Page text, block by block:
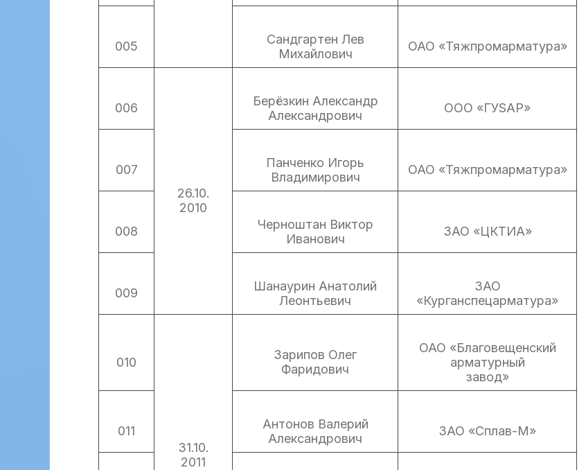
005
Сандгартен Лев
Михайлович
ОАО «Тяжпромарматура»
006
26.10.
2010
Берёзкин Александр
Александрович
ООО «ГУSАР»
007
Панченко Игорь
Владимирович
ОАО «Тяжпромарматура»
008
Черноштан Виктор
Иванович
ЗАО «ЦКТИА»
009
Шанаурин Анатолий
Леонтьевич
ЗАО
«Курганспецарматура»
010
31.10.
2011
Зарипов Олег
Фаридович
ОАО «Благовещенский
арматурный
завод»
011
Антонов Валерий
Александрович
ЗАО «Сплав-М»